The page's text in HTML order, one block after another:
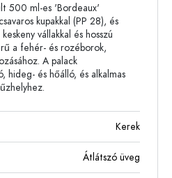
500 ml-es 'Bordeaux'
kupakkal (PP 28), és
vállakkal és hosszú
a fehér- és rozéborok,
A palack
hideg- és hőálló, és alkalmas
Kerek
Átlátszó üveg